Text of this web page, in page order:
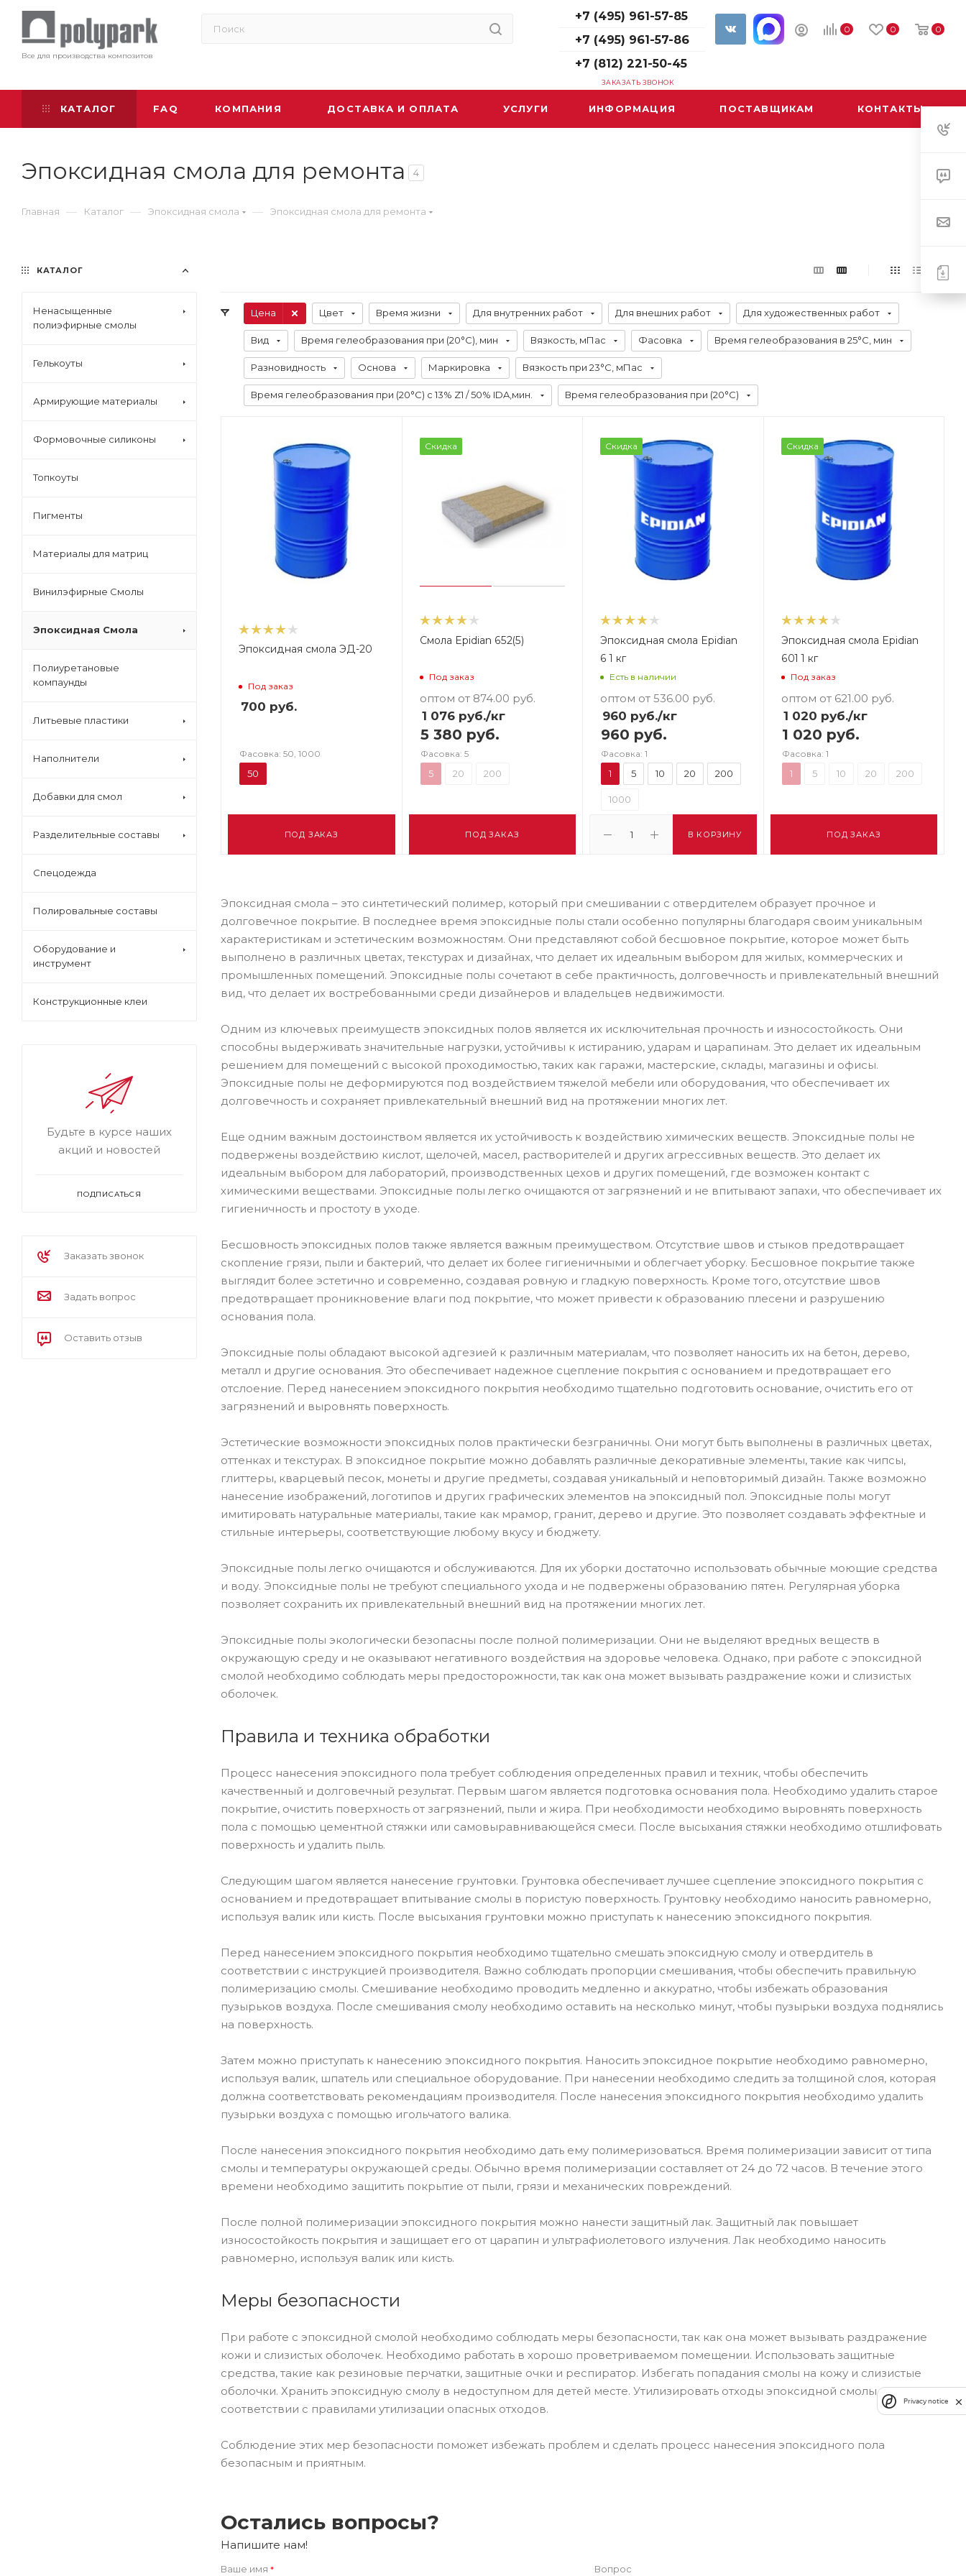
Все для производства композитов
0 0 0
+7 (495) 961-57-85
+7 (495) 961-57-86
+7 (812) 221-50-45
ЗАКАЗАТЬ ЗВОНОК
КАТАЛОГ FAQ КОМПАНИЯ ДОСТАВКА И ОПЛАТА УСЛУГИ ИНФОРМАЦИЯ ПОСТАВЩИКАМ КОНТАКТЫ
Эпоксидная смола для ремонта 4
Главная — Каталог — Эпоксидная смола — Эпоксидная смола для ремонта
Цена Цвет Время жизни Для внутренних работ Для внешних работ Для художественных работ
Вид Время гелеобразования при (20°C), мин Вязкость, мПас Фасовка Время гелеобразования в 25°С, мин
Разновидность Основа Маркировка Вязкость при 23°С, мПас
Время гелеобразования при (20°C) с 13% Z1 / 50% IDA,мин. Время гелеобразования при (20°C)
Эпоксидная смола ЭД-20
Под заказ
700 руб.
Фасовка: 50, 1000
50
ПОД ЗАКАЗ
Скидка
Смола Epidian 652(5)
Под заказ
оптом от 874.00 руб.
1 076руб./кг
5 380 руб.
Фасовка: 5
5 20 200
ПОД ЗАКАЗ
Скидка
Эпоксидная смола Epidian
6 1 кг
Есть в наличии
оптом от 536.00 руб.
960 руб./кг
960 руб.
Фасовка: 1
1 5 10 20 200
1000
В КОРЗИНУ
Скидка
Эпоксидная смола Epidian
601 1 кг
Под заказ
оптом от 621.00 руб.
1 020 руб./кг
1 020 руб.
Фасовка: 1
1 5 10 20 200
ПОД ЗАКАЗ
Эпоксидная смола – это синтетический полимер, который при смешивании с отвердителем образует прочное и
долговечное покрытие. В последнее время эпоксидные полы стали особенно популярны благодаря своим уникальным
характеристикам и эстетическим возможностям. Они представляют собой бесшовное покрытие, которое может быть
выполнено в различных цветах, текстурах и дизайнах, что делает их идеальным выбором для жилых, коммерческих и
промышленных помещений. Эпоксидные полы сочетают в себе практичность, долговечность и привлекательный внешний
вид, что делает их востребованными среди дизайнеров и владельцев недвижимости.
Одним из ключевых преимуществ эпоксидных полов является их исключительная прочность и износостойкость. Они
способны выдерживать значительные нагрузки, устойчивы к истиранию, ударам и царапинам. Это делает их идеальным
решением для помещений с высокой проходимостью, таких как гаражи, мастерские, склады, магазины и офисы.
Эпоксидные полы не деформируются под воздействием тяжелой мебели или оборудования, что обеспечивает их
долговечность и сохраняет привлекательный внешний вид на протяжении многих лет.
Еще одним важным достоинством является их устойчивость к воздействию химических веществ. Эпоксидные полы не
подвержены воздействию кислот, щелочей, масел, растворителей и других агрессивных веществ. Это делает их
идеальным выбором для лабораторий, производственных цехов и других помещений, где возможен контакт с
химическими веществами. Эпоксидные полы легко очищаются от загрязнений и не впитывают запахи, что обеспечивает их
гигиеничность и простоту в уходе.
Бесшовность эпоксидных полов также является важным преимуществом. Отсутствие швов и стыков предотвращает
скопление грязи, пыли и бактерий, что делает их более гигиеничными и облегчает уборку. Бесшовное покрытие также
выглядит более эстетично и современно, создавая ровную и гладкую поверхность. Кроме того, отсутствие швов
предотвращает проникновение влаги под покрытие, что может привести к образованию плесени и разрушению
основания пола.
Эпоксидные полы обладают высокой адгезией к различным материалам, что позволяет наносить их на бетон, дерево,
металл и другие основания. Это обеспечивает надежное сцепление покрытия с основанием и предотвращает его
отслоение. Перед нанесением эпоксидного покрытия необходимо тщательно подготовить основание, очистить его от
загрязнений и выровнять поверхность.
Эстетические возможности эпоксидных полов практически безграничны. Они могут быть выполнены в различных цветах,
оттенках и текстурах. В эпоксидное покрытие можно добавлять различные декоративные элементы, такие как чипсы,
глиттеры, кварцевый песок, монеты и другие предметы, создавая уникальный и неповторимый дизайн. Также возможно
нанесение изображений, логотипов и других графических элементов на эпоксидный пол. Эпоксидные полы могут
имитировать натуральные материалы, такие как мрамор, гранит, дерево и другие. Это позволяет создавать эффектные и
стильные интерьеры, соответствующие любому вкусу и бюджету.
Эпоксидные полы легко очищаются и обслуживаются. Для их уборки достаточно использовать обычные моющие средства
и воду. Эпоксидные полы не требуют специального ухода и не подвержены образованию пятен. Регулярная уборка
позволяет сохранить их привлекательный внешний вид на протяжении многих лет.
Эпоксидные полы экологически безопасны после полной полимеризации. Они не выделяют вредных веществ в
окружающую среду и не оказывают негативного воздействия на здоровье человека. Однако, при работе с эпоксидной
смолой необходимо соблюдать меры предосторожности, так как она может вызывать раздражение кожи и слизистых
оболочек.
Правила и техника обработки
Процесс нанесения эпоксидного пола требует соблюдения определенных правил и техник, чтобы обеспечить
качественный и долговечный результат. Первым шагом является подготовка основания пола. Необходимо удалить старое
покрытие, очистить поверхность от загрязнений, пыли и жира. При необходимости необходимо выровнять поверхность
пола с помощью цементной стяжки или самовыравнивающейся смеси. После высыхания стяжки необходимо отшлифовать
поверхность и удалить пыль.
Следующим шагом является нанесение грунтовки. Грунтовка обеспечивает лучшее сцепление эпоксидного покрытия с
основанием и предотвращает впитывание смолы в пористую поверхность. Грунтовку необходимо наносить равномерно,
используя валик или кисть. После высыхания грунтовки можно приступать к нанесению эпоксидного покрытия.
Перед нанесением эпоксидного покрытия необходимо тщательно смешать эпоксидную смолу и отвердитель в
соответствии с инструкцией производителя. Важно соблюдать пропорции смешивания, чтобы обеспечить правильную
полимеризацию смолы. Смешивание необходимо проводить медленно и аккуратно, чтобы избежать образования
пузырьков воздуха. После смешивания смолу необходимо оставить на несколько минут, чтобы пузырьки воздуха поднялись
на поверхность.
Затем можно приступать к нанесению эпоксидного покрытия. Наносить эпоксидное покрытие необходимо равномерно,
используя валик, шпатель или специальное оборудование. При нанесении необходимо следить за толщиной слоя, которая
должна соответствовать рекомендациям производителя. После нанесения эпоксидного покрытия необходимо удалить
пузырьки воздуха с помощью игольчатого валика.
После нанесения эпоксидного покрытия необходимо дать ему полимеризоваться. Время полимеризации зависит от типа
смолы и температуры окружающей среды. Обычно время полимеризации составляет от 24 до 72 часов. В течение этого
времени необходимо защитить покрытие от пыли, грязи и механических повреждений.
После полной полимеризации эпоксидного покрытия можно нанести защитный лак. Защитный лак повышает
износостойкость покрытия и защищает его от царапин и ультрафиолетового излучения. Лак необходимо наносить
равномерно, используя валик или кисть.
Меры безопасности
При работе с эпоксидной смолой необходимо соблюдать меры безопасности, так как она может вызывать раздражение
кожи и слизистых оболочек. Необходимо работать в хорошо проветриваемом помещении. Использовать защитные
средства, такие как резиновые перчатки, защитные очки и респиратор. Избегать попадания смолы на кожу и слизистые
оболочки. Хранить эпоксидную смолу в недоступном для детей месте. Утилизировать отходы эпоксидной смолы в
соответствии с правилами утилизации опасных отходов.
Соблюдение этих мер безопасности поможет избежать проблем и сделать процесс нанесения эпоксидного пола
безопасным и приятным.
Остались вопросы?
Напишите нам!
Ваше имя * Вопрос
КАТАЛОГ
Ненасыщенные
полиэфирные смолы
Гелькоуты
Армирующие материалы
Формовочные силиконы
Топкоуты
Пигменты
Материалы для матриц
Винилэфирные Смолы
Эпоксидная Смола
Полиуретановые
компаунды
Литьевые пластики
Наполнители
Добавки для смол
Разделительные составы
Спецодежда
Полировальные составы
Оборудование и
инструмент
Конструкционные клеи
Будьте в курсе наших
акций и новостей
ПОДПИСАТЬСЯ
Заказать звонок
Задать вопрос
Оставить отзыв
Privacy notice